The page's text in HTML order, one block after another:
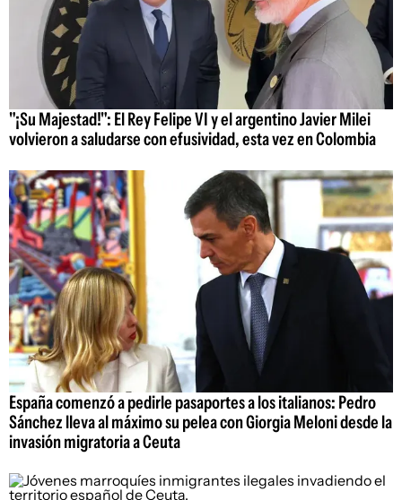
"¡Su Majestad!": El Rey Felipe VI y el argentino Javier Milei
volvieron a saludarse con efusividad, esta vez en Colombia
España comenzó a pedirle pasaportes a los italianos: Pedro
Sánchez lleva al máximo su pelea con Giorgia Meloni desde la
invasión migratoria a Ceuta